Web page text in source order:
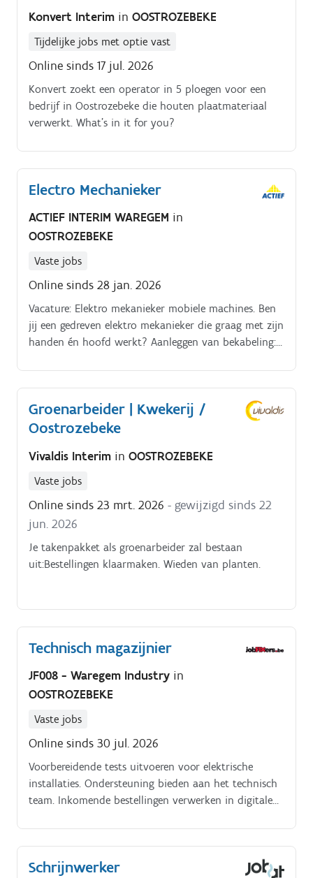
Konvert Interim in OOSTROZEBEKE
Tijdelijke jobs met optie vast
Online sinds 17 jul. 2026
Konvert zoekt een operator in 5 ploegen voor een
bedrijf in Oostrozebeke die houten plaatmateriaal
verwerkt. What's in it for you?
Electro Mechanieker
ACTIEF INTERIM WAREGEM in
OOSTROZEBEKE
Vaste jobs
Online sinds 28 jan. 2026
Vacature: Elektro mekanieker mobiele machines. Ben
jij een gedreven elektro mekanieker die graag met zijn
handen én hoofd werkt? Aanleggen van bekabeling:
Groenarbeider | Kwekerij /
Oostrozebeke
Vivaldis Interim in OOSTROZEBEKE
Vaste jobs
Online sinds 23 mrt. 2026 - gewijzigd sinds 22
jun. 2026
Je takenpakket als groenarbeider zal bestaan
uit:Bestellingen klaarmaken. Wieden van planten.
Technisch magazijnier
JF008 - Waregem Industry in
OOSTROZEBEKE
Vaste jobs
Online sinds 30 jul. 2026
Voorbereidende tests uitvoeren voor elektrische
installaties. Ondersteuning bieden aan het technisch
team. Inkomende bestellingen verwerken in digitale
Schrijnwerker